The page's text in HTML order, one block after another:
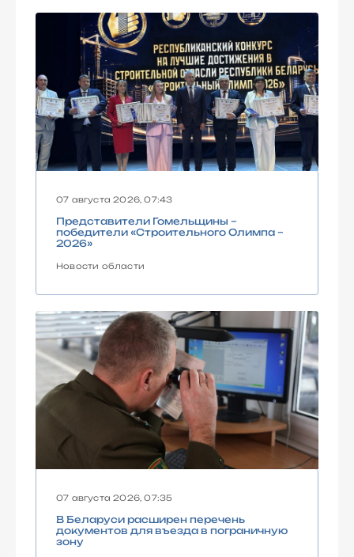
07 августа 2026, 07:43
Представители Гомельщины –
победители «Строительного Олимпа –
2026»
Новости области
07 августа 2026, 07:35
В Беларуси расширен перечень
документов для въезда в пограничную
зону